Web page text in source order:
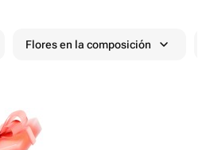
Flores en la composición